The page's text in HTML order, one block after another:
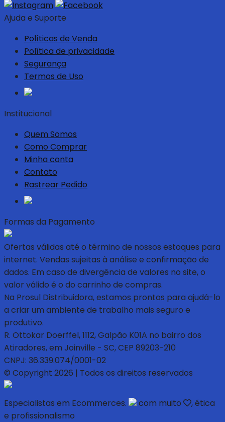
Ajuda e Suporte
Políticas de Venda
Política de privacidade
Segurança
Termos de Uso
Institucional
Quem Somos
Como Comprar
Minha conta
Contato
Rastrear Pedido
Formas da Pagamento
Ofertas válidas até o término de nossos estoques para
internet. Vendas sujeitas à análise e confirmação de
dados. Em caso de divergência de valores no site, o
valor válido é o do carrinho de compras.
Na Prosul Distribuidora, estamos prontos para ajudá-lo
a criar um ambiente de trabalho mais seguro e
produtivo.
R. Ottokar Doerffel, 1112, Galpão K01A no bairro dos
Atiradores, em Joinville - SC, CEP 89203-210
CNPJ: 36.339.074/0001-02
© Copyright 2026 | Todos os direitos reservados
Especialistas em Ecommerces. com muito
, ética
e profissionalismo